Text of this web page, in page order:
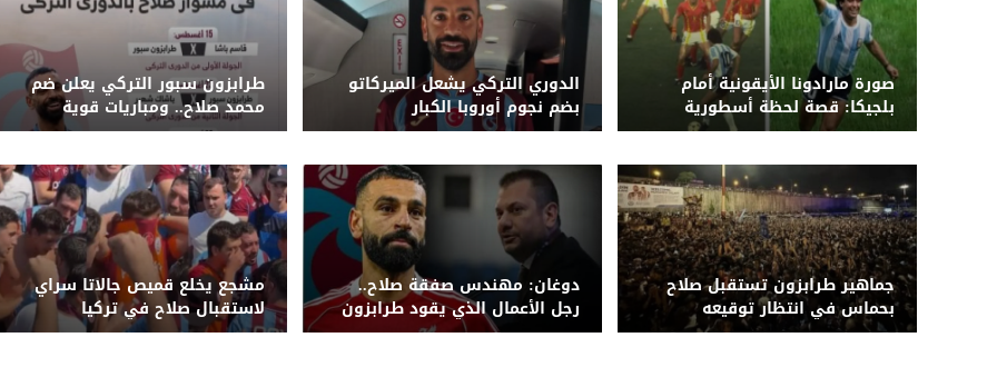
صورة مارادونا الأيقونية أمام
بلجيكا: قصة لحظة أسطورية
الدوري التركي يشعل الميركاتو
بضم نجوم أوروبا الكبار
طرابزون سبور التركي يعلن ضم
محمد صلاح.. ومباريات قوية
تنتظره
جماهير طرابزون تستقبل صلاح
بحماس في انتظار توقيعه
دوغان: مهندس صفقة صلاح..
رجل الأعمال الذي يقود طرابزون
سبور
مشجع يخلع قميص جالاتا سراي
لاستقبال صلاح في تركيا